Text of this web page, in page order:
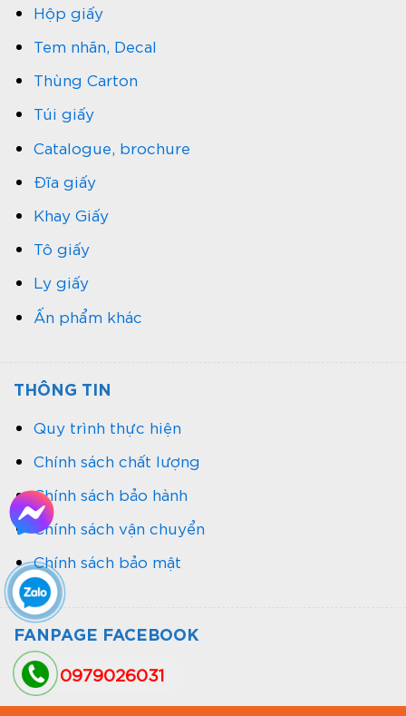
Hộp giấy
Tem nhãn, Decal
Thùng Carton
Túi giấy
Catalogue, brochure
Đĩa giấy
Khay Giấy
Tô giấy
Ly giấy
Ấn phẩm khác
THÔNG TIN
Quy trình thực hiện
Chính sách chất lượng
Chính sách bảo hành
Chính sách vận chuyển
Chính sách bảo mật
FANPAGE FACEBOOK
0979026031